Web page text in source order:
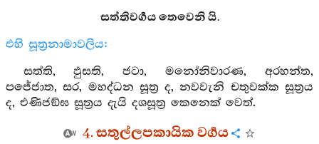
සත්තිවර්‍ගය තෙවෙනි යි.
එහි සූත්‍රනාමාවලිය:
සත්ති, ඵුසති, ජටා, මනෝනිවාරණ, අරහන්ත,
පජේජාත, සර, මහද්ධන සූත්‍ර ද, නවවැනි චතුවක්ක සූත්‍රය
ද, එණිජඞ්ඝ සූත්‍රය දැයි දශසූත්‍ර කෙනෙක් වෙත්.
4. සතුල්ලපකායික වර්‍ගය